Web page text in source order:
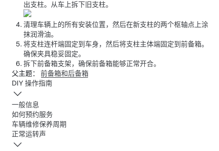
出支柱。从车上拆下旧支柱。
清理车辆上的所有安装位置，然后在新支柱的两个枢轴点上涂
抹润滑油。
将支柱连杆端固定到车身，然后将支柱主体端固定到前备箱。
确保夹具稳妥固定。
拆下前备箱支架，确保前备箱能够正常开合。
父主题：
前备箱和后备箱
DIY 操作指南
一般信息
如何预约服务
车辆维修保养周期
正常运转声